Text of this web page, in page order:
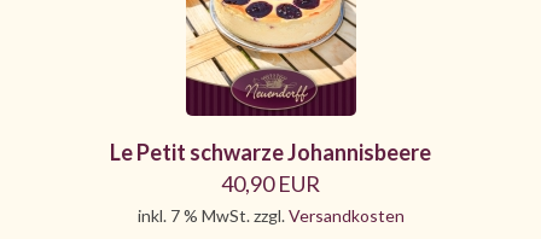
Le Petit schwarze Johannisbeere
40,90 EUR
inkl. 7 % MwSt. zzgl.Versandkosten